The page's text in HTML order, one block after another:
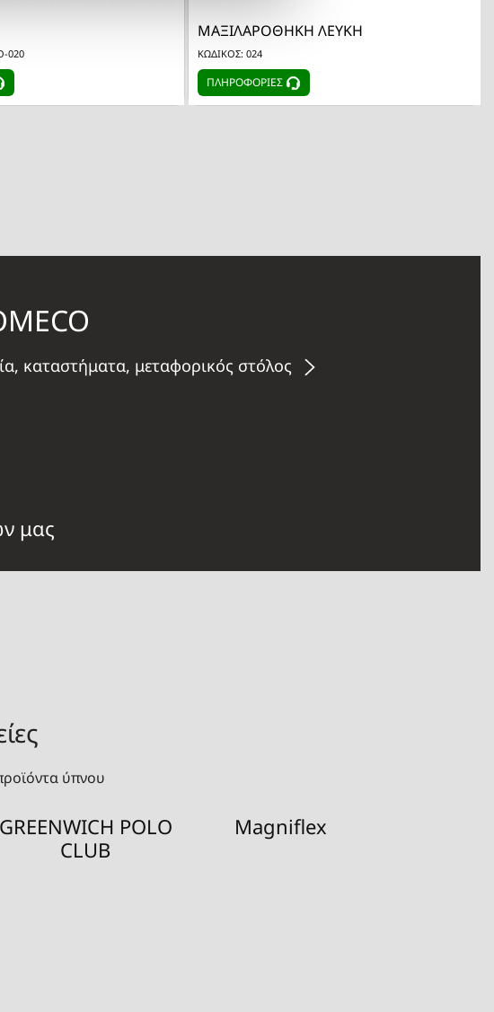
020
Γρήγορη προβολή
ΜΑΞΙΛΑΡΟΘΗΚΗ ΛΕΥΚΗ
ΚΩΔΙΚΟΣ: 024
ΠΛΗΡΟΦΟΡΙΕΣ
καταστήματα, μεταφορικός στόλος
μας
ύπνου
GREENWICH POLO
CLUB
Magniflex